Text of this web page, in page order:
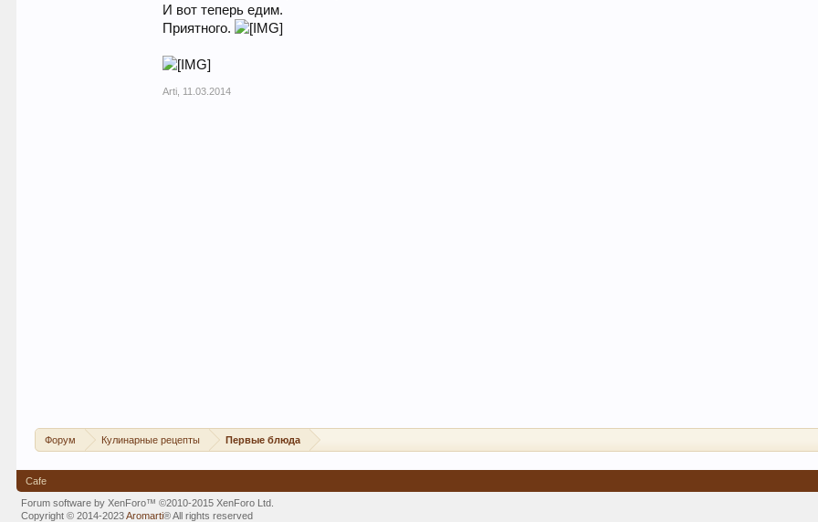
И вот теперь едим.
Приятного.
Arti 11.03.2014
Форум Кулинарные рецепты Первые блюда
Cafe
Forum software by XenForo™©2010-2015 XenForo Ltd.
Copyright © 2014-2023Aromarti®All rights reserved